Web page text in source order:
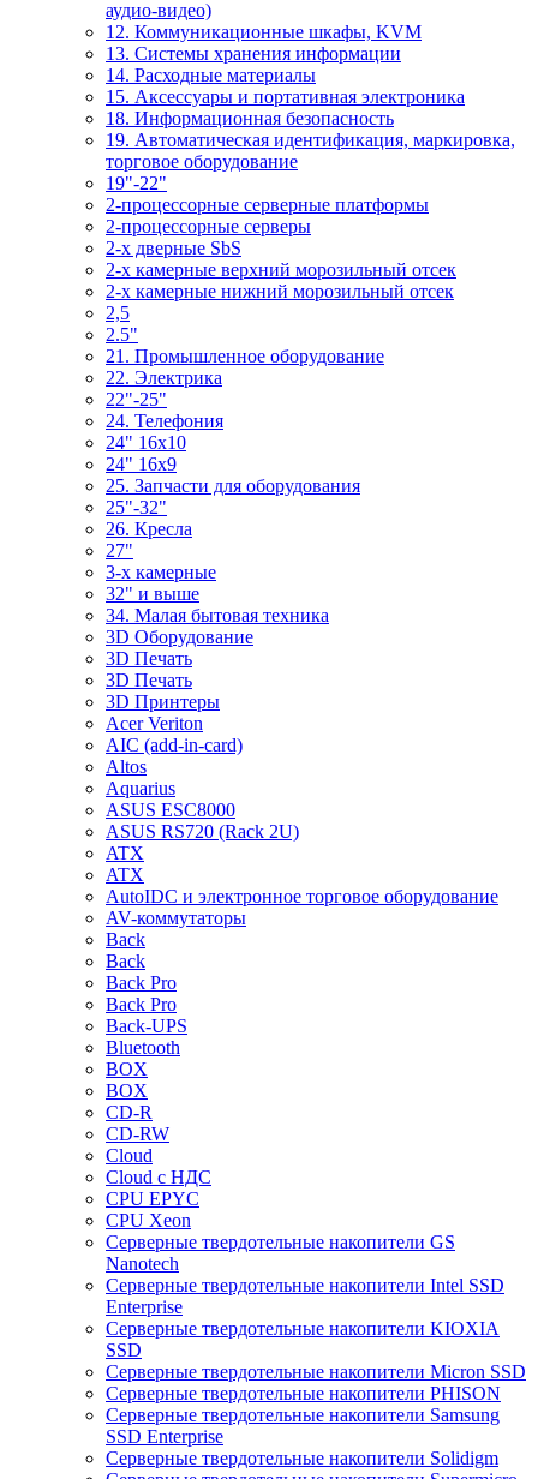
аудио-видео)
12. Коммуникационные шкафы, KVM
13. Системы хранения информации
14. Расходные материалы
15. Аксессуары и портативная электроника
18. Информационная безопасность
19. Автоматическая идентификация, маркировка,
торговое оборудование
19"-22"
2-процессорные серверные платформы
2-процессорные серверы
2-х дверные SbS
2-х камерные верхний морозильный отсек
2-х камерные нижний морозильный отсек
2,5
2.5"
21. Промышленное оборудование
22. Электрика
22"-25"
24. Телефония
24" 16x10
24" 16x9
25. Запчасти для оборудования
25"-32"
26. Кресла
27"
3-x камерные
32" и выше
34. Малая бытовая техника
3D Оборудование
3D Печать
3D Печать
3D Принтеры
Acer Veriton
AIC (add-in-card)
Altos
Aquarius
ASUS ESC8000
ASUS RS720 (Rack 2U)
ATX
ATX
AutoIDC и электронное торговое оборудование
AV-коммутаторы
Back
Back
Back Pro
Back Pro
Back-UPS
Bluetooth
BOX
BOX
CD-R
CD-RW
Cloud
Cloud с НДС
CPU EPYC
CPU Xeon
Cерверные твердотельные накопители GS
Nanotech
Cерверные твердотельные накопители Intel SSD
Enterprise
Cерверные твердотельные накопители KIOXIA
SSD
Cерверные твердотельные накопители Micron SSD
Cерверные твердотельные накопители PHISON
Cерверные твердотельные накопители Samsung
SSD Enterprise
Cерверные твердотельные накопители Solidigm